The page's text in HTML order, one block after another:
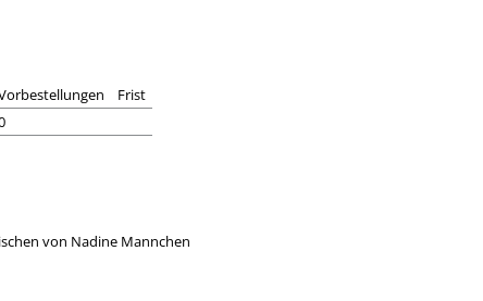
Frist
von Nadine Mannchen